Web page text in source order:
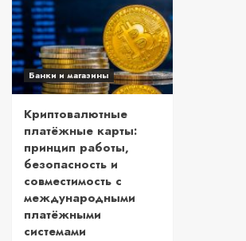
Банки и магазины
Криптовалютные
платёжные карты:
принцип работы,
безопасность и
совместимость с
международными
платёжными
системами